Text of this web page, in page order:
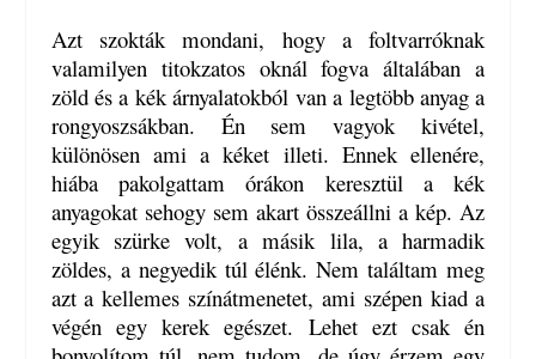
Azt szokták mondani, hogy a foltvarróknak
valamilyen titokzatos oknál fogva általában a
zöld és a kék árnyalatokból van a legtöbb anyag a
rongyoszsákban. Én sem vagyok kivétel,
különösen ami a kéket illeti. Ennek ellenére,
hiába pakolgattam órákon keresztül a kék
anyagokat sehogy sem akart összeállni a kép. Az
egyik szürke volt, a másik lila, a harmadik
zöldes, a negyedik túl élénk. Nem találtam meg
azt a kellemes színátmenetet, ami szépen kiad a
végén egy kerek egészet. Lehet ezt csak én